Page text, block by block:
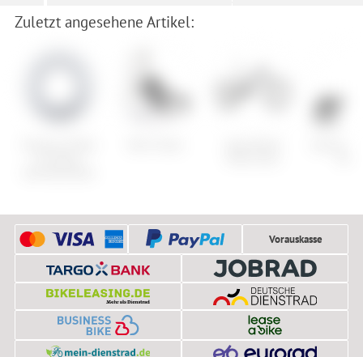
Zuletzt angesehene Artikel:
Vorauskasse